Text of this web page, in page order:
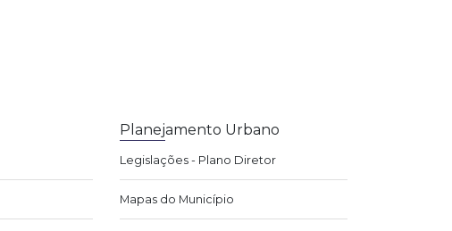
Planejamento Urbano
Legislações - Plano Diretor
Mapas do Município